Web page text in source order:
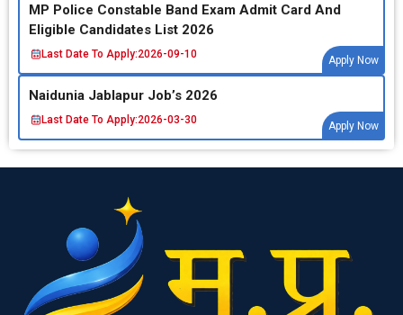
MP Police Constable Band Exam Admit Card And
Eligible Candidates List 2026
Last Date To Apply:2026-09-10
Apply Now
Naidunia Jablapur Job’s 2026
Last Date To Apply:2026-03-30
Apply Now